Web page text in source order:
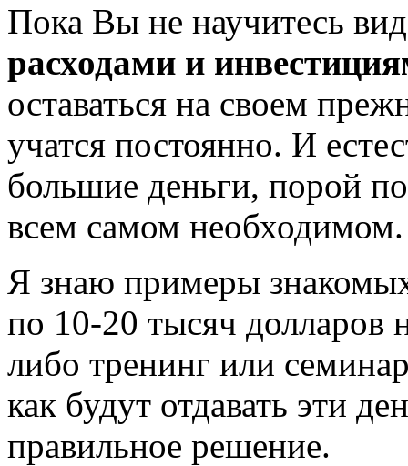
Пока Вы не научитесь
расходами и
оставаться на своем
учатся постоянно. И
большие деньги, порой
всем самом необходимом.
Я знаю примеры
по 10-20 тысяч долларов
либо тренинг или
как будут отдавать эти
правильное решение.